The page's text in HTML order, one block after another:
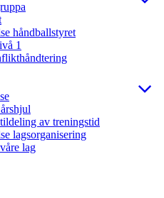
håndballstyret
1
av treningstid
lagsorganisering
lag